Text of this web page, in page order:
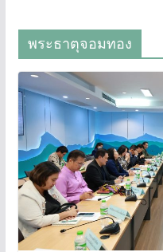
พระธาตุจอมทอง